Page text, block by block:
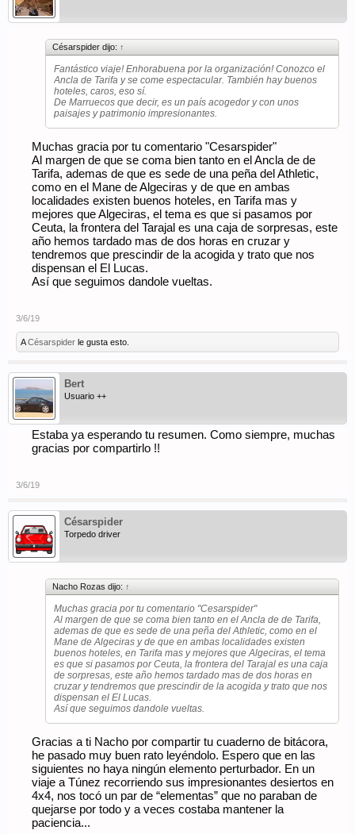
Césarspider dijo: ↑
Fantástico viaje! Enhorabuena por la organización! Conozco el
Ancla de Tarifa y se come espectacular. También hay buenos
hoteles, caros, eso sí.
De Marruecos que decir, es un país acogedor y con unos
paisajes y patrimonio impresionantes.
Muchas gracia por tu comentario "Cesarspider"
Al margen de que se coma bien tanto en el Ancla de de
Tarifa, ademas de que es sede de una peña del Athletic,
como en el Mane de Algeciras y de que en ambas
localidades existen buenos hoteles, en Tarifa mas y
mejores que Algeciras, el tema es que si pasamos por
Ceuta, la frontera del Tarajal es una caja de sorpresas, este
año hemos tardado mas de dos horas en cruzar y
tendremos que prescindir de la acogida y trato que nos
dispensan el El Lucas.
Así que seguimos dandole vueltas.
3/6/19
ACésarspider le gusta esto.
Bert
Usuario ++
Estaba ya esperando tu resumen. Como siempre, muchas
gracias por compartirlo !!
3/6/19
Césarspider
Torpedo driver
Nacho Rozas dijo: ↑
Muchas gracia por tu comentario "Cesarspider"
Al margen de que se coma bien tanto en el Ancla de de Tarifa,
ademas de que es sede de una peña del Athletic, como en el
Mane de Algeciras y de que en ambas localidades existen
buenos hoteles, en Tarifa mas y mejores que Algeciras, el tema
es que si pasamos por Ceuta, la frontera del Tarajal es una caja
de sorpresas, este año hemos tardado mas de dos horas en
cruzar y tendremos que prescindir de la acogida y trato que nos
dispensan el El Lucas.
Así que seguimos dandole vueltas.
Gracias a ti Nacho por compartir tu cuaderno de bitácora,
he pasado muy buen rato leyéndolo. Espero que en las
siguientes no haya ningún elemento perturbador. En un
viaje a Túnez recorriendo sus impresionantes desiertos en
4x4, nos tocó un par de “elementas” que no paraban de
quejarse por todo y a veces costaba mantener la
paciencia...